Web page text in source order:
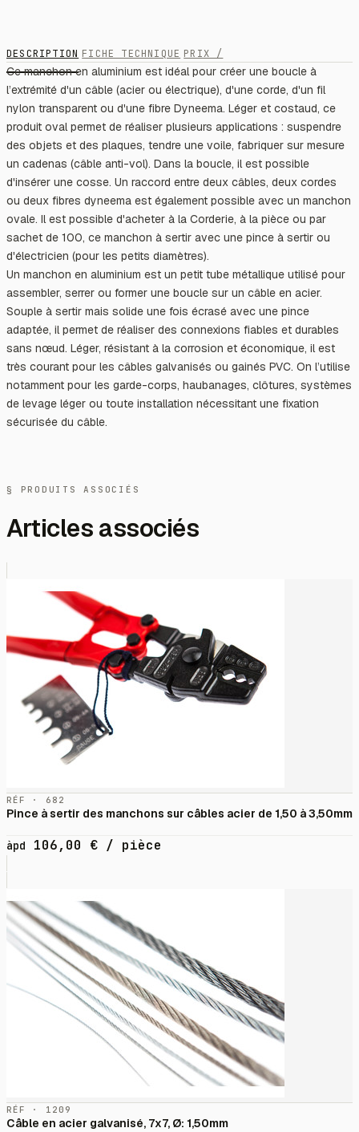
DESCRIPTION FICHE TECHNIQUE PRIX /
Ce manchon en aluminium est idéal pour créer une boucle à
l’extrémité d'un câble (acier ou électrique), d'une corde, d'un fil
nylon transparent ou d'une fibre Dyneema. Léger et costaud, ce
produit oval permet de réaliser plusieurs applications : suspendre
des objets et des plaques, tendre une voile, fabriquer sur mesure
un cadenas (câble anti-vol). Dans la boucle, il est possible
d'insérer une cosse. Un raccord entre deux câbles, deux cordes
ou deux fibres dyneema est également possible avec un manchon
ovale. Il est possible d'acheter à la Corderie, à la pièce ou par
sachet de 100, ce manchon à sertir avec une pince à sertir ou
d'électricien (pour les petits diamètres).
Un manchon en aluminium est un petit tube métallique utilisé pour
assembler, serrer ou former une boucle sur un câble en acier.
Souple à sertir mais solide une fois écrasé avec une pince
adaptée, il permet de réaliser des connexions fiables et durables
sans nœud. Léger, résistant à la corrosion et économique, il est
très courant pour les câbles galvanisés ou gainés PVC. On l’utilise
notamment pour les garde-corps, haubanages, clôtures, systèmes
de levage léger ou toute installation nécessitant une fixation
sécurisée du câble.
§ PRODUITS ASSOCIÉS
Articles associés
RÉF · 682
Pince à sertir des manchons sur câbles acier de 1,50 à 3,50mm
àpd 106,00 € / pièce
RÉF · 1209
Câble en acier galvanisé, 7x7, Ø: 1,50mm